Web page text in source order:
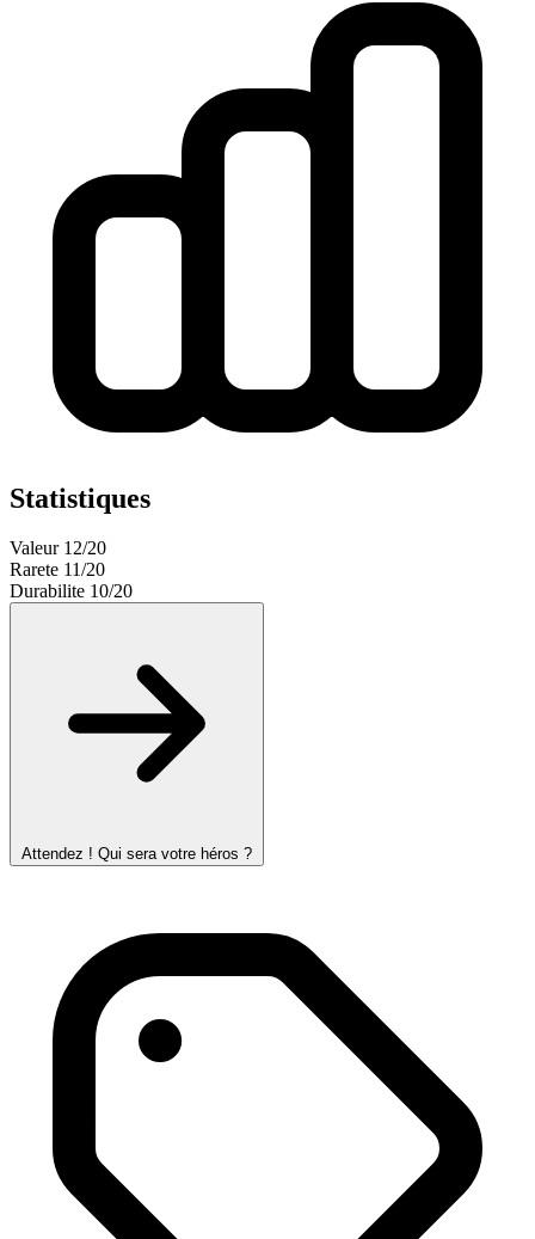
Statistiques
Valeur 12/20
Rarete 11/20
Durabilite 10/20
Attendez ! Qui sera votre héros ?